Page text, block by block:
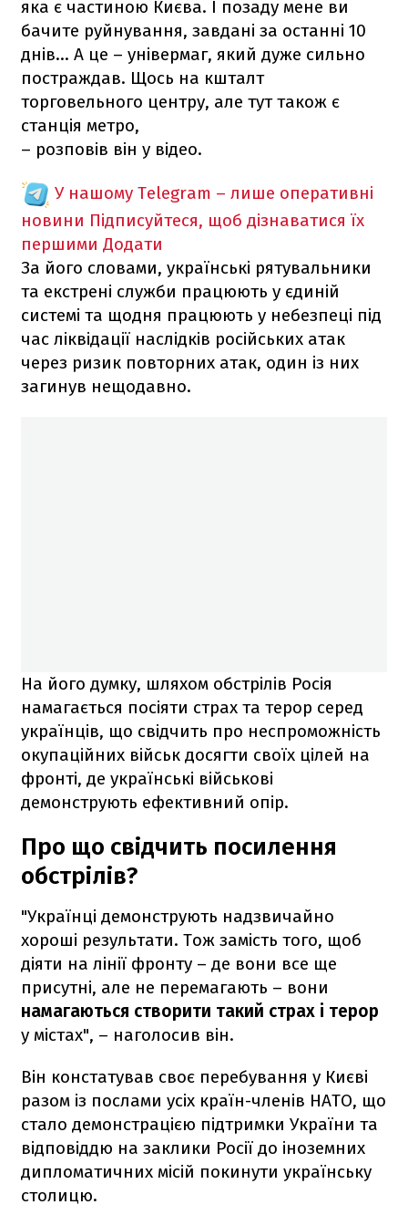
яка є частиною Києва. І позаду мене ви
бачите руйнування, завдані за останні 10
днів... А це – універмаг, який дуже сильно
постраждав. Щось на кшталт
торговельного центру, але тут також є
станція метро,
– розповів він у відео.
У нашому Telegram – лише оперативні
новини Підписуйтеся, щоб дізнаватися їх
першими Додати
За його словами, українські рятувальники
та екстрені служби працюють у єдиній
системі та щодня працюють у небезпеці під
час ліквідації наслідків російських атак
через ризик повторних атак, один із них
загинув нещодавно.
На його думку, шляхом обстрілів Росія
намагається посіяти страх та терор серед
українців, що свідчить про неспроможність
окупаційних військ досягти своїх цілей на
фронті, де українські військові
демонструють ефективний опір.
Про що свідчить посилення
обстрілів?
"Українці демонструють надзвичайно
хороші результати. Тож замість того, щоб
діяти на лінії фронту – де вони все ще
присутні, але не перемагають – вони
намагаються створити такий страх і терор
у містах", – наголосив він.
Він констатував своє перебування у Києві
разом із послами усіх країн-членів НАТО, що
стало демонстрацією підтримки України та
відповіддю на заклики Росії до іноземних
дипломатичних місій покинути українську
столицю.